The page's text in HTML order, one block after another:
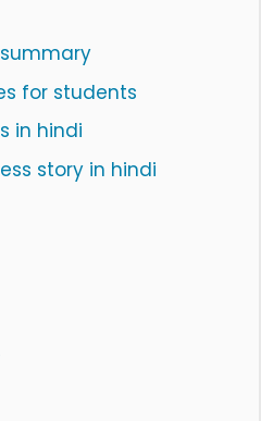
for students
in hindi
story in hindi